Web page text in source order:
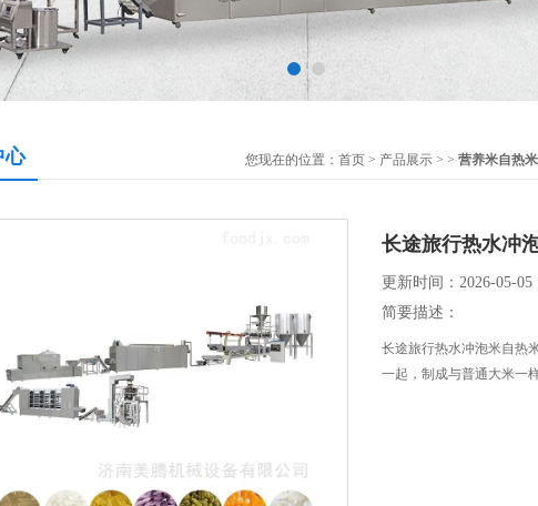
心 您现在的位置： 首页 > 产品展示 > > 营养米自热
长途旅行热水冲
更新时间：2026-05-05
简要描述：
长途旅行热水冲泡米自热
一起，制成与普通大米一